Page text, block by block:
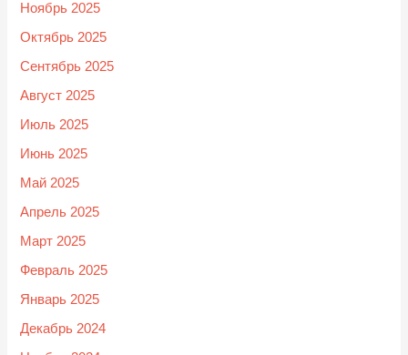
Ноябрь 2025
Октябрь 2025
Сентябрь 2025
Август 2025
Июль 2025
Июнь 2025
Май 2025
Апрель 2025
Март 2025
Февраль 2025
Январь 2025
Декабрь 2024